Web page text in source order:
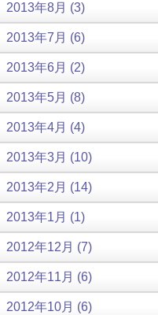
2013年8月 (3)
2013年7月 (6)
2013年6月 (2)
2013年5月 (8)
2013年4月 (4)
2013年3月 (10)
2013年2月 (14)
2013年1月 (1)
2012年12月 (7)
2012年11月 (6)
2012年10月 (6)